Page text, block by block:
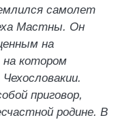
самолет
Мастны. Он
на
котором
приговор,
родине. В